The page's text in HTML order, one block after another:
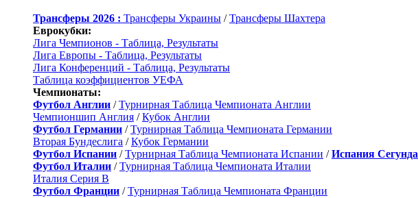
Трансферы 2026 : Трансферы Украины /Трансферы Шахтера
Еврокубки:
Лига Чемпионов - Таблица, Результаты
Лига Европы - Таблица, Результаты
Лига Конференций - Таблица, Результаты
Таблица коэффициентов УЕФА
Чемпионаты:
Футбол Англии /Турнирная Таблица Чемпионата Англии
Чемпионшип Англия /Кубок Англии
Футбол Германии /Турнирная Таблица Чемпионата Германии
Вторая Бундеслига /Кубок Германии
Футбол Испании /Турнирная Таблица Чемпионата Испании /Испания Сегунда
Футбол Италии /Турнирная Таблица Чемпионата Италии
Италия Серия B
Футбол Франции /Турнирная Таблица Чемпионата Франции